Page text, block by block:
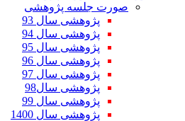
صورت جلسه پژوهشی
پژوهشی سال 93
پژوهشی سال 94
پژوهشی سال 95
پژوهشی سال 96
پژوهشی سال 97
پژوهشی سال98
پژوهشی سال 99
پژوهشی سال 1400